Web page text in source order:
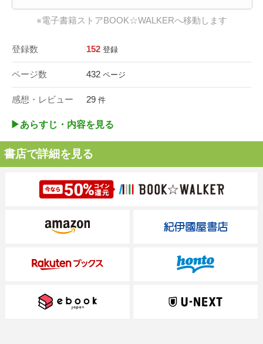
※電子書籍ストアBOOK☆WALKERへ移動します
登録数 152 登録
ページ数 432 ページ
感想・レビュー 29 件
▶︎あらすじ・内容を見る
書店で詳細を見る